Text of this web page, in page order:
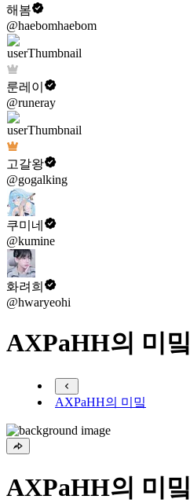
해봄
@haebomhaebom
룬레이
@runeray
고갈왕
@gogalking
쿠미네
@kumine
화려희
@hwaryeohi
AXPaHH의 미밐
AXPaHH의 미밐
AXPaHH의 미밐